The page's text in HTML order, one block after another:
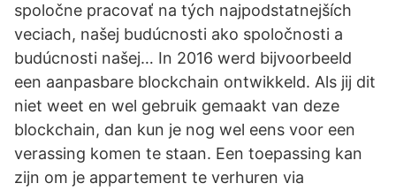
spoločne pracovať na tých najpodstatnejších
veciach, našej budúcnosti ako spoločnosti a
budúcnosti našej… In 2016 werd bijvoorbeeld
een aanpasbare blockchain ontwikkeld. Als jij dit
niet weet en wel gebruik gemaakt van deze
blockchain, dan kun je nog wel eens voor een
verassing komen te staan. Een toepassing kan
zijn om je appartement te verhuren via